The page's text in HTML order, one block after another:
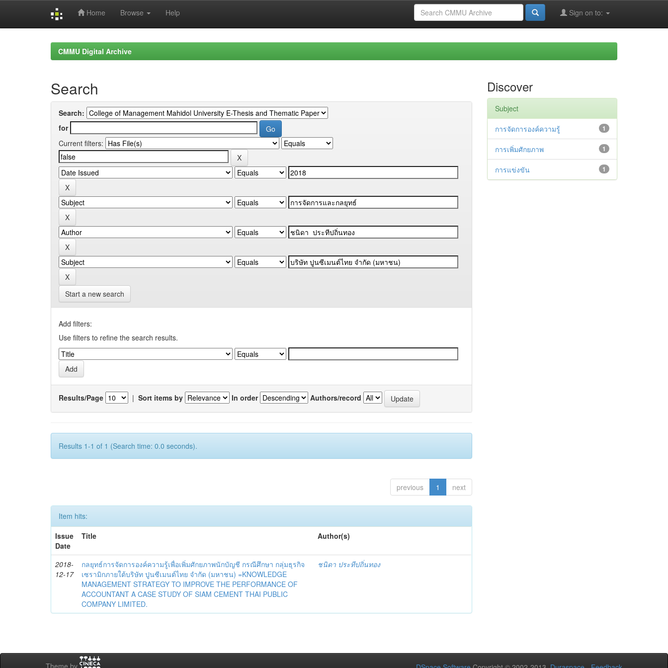
Home Browse Help Sign on to:
CMMU Digital Archive
Search
Search:
for
Current filters:
Start a new search
Add filters:
Use filters to refine the search results.
Results/Page | Sort items by In order Authors/record
Results 1-1 of 1 (Search time: 0.0 seconds).
previous 1 next
Item hits:
Issue
Date
Title Author(s)
2018-
12-17
กลยุทธ์การจัดการองค์ความรู้เพื่อเพิ่มศักยภาพนักบัญชี กรณีศึกษา กลุ่มธุรกิจ
เซรามิกภายใต้บริษัท ปูนซีเมนต์ไทย จำกัด (มหาชน) =KNOWLEDGE
MANAGEMENT STRATEGY TO IMPROVE THE PERFORMANCE OF
ACCOUNTANT A CASE STUDY OF SIAM CEMENT THAI PUBLIC
COMPANY LIMITED.
ชนิดา ประทีปถิ่นทอง
Discover
Subject
1
การจัดการองค์ความรู้
1
การเพิ่มศักยภาพ
1
การแข่งขัน